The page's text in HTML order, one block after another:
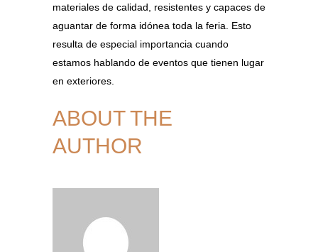
materiales de calidad, resistentes y capaces de
aguantar de forma idónea toda la feria. Esto
resulta de especial importancia cuando
estamos hablando de eventos que tienen lugar
en exteriores.
ABOUT THE
AUTHOR